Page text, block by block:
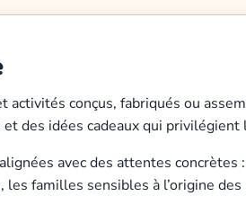
conçus, fabriqués ou
des idées cadeaux qui
avec des attentes
familles sensibles à l’origine